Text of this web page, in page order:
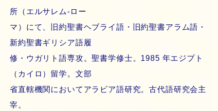
所（エルサレム‐ロー
マ）にて、旧約聖書ヘブライ語・旧約聖書アラム語・
新約聖書ギリシア語履
修・ウガリト語専攻。聖書学修士。1985 年エジプト
（カイロ）留学。文部
省直轄機関においてアラビア語研究。古代語研究会主
宰。